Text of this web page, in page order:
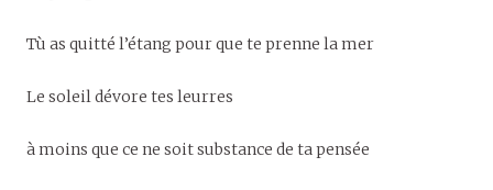
Tù as quitté l’étang pour que te prenne la mer
Le soleil dévore tes leurres
à moins que ce ne soit substance de ta pensée